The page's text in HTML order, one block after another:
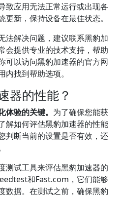
致应用无法正常运行或出现各
新，保持设备在最佳状态。
法解决问题，建议联系黑豹加
会提供专业的技术支持，帮助
可以访问黑豹加速器的官方网
找到帮助选项。
器的性能？
验的关键。 为了确保您能获
解如何评估黑豹加速器的性能
判断当前的设置是否有效，还
测试工具来评估黑豹加速器的
和Fast.com，它们能够
数据。在测试之前，确保黑豹